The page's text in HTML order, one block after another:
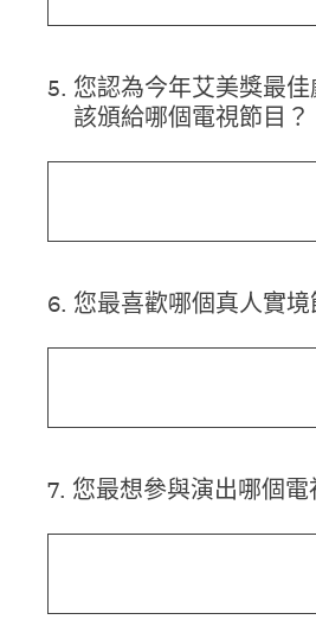
5. 您認為今年艾美獎最
該頒給哪個電視節目？
6. 您最喜歡哪個真人實境
7. 您最想參與演出哪個電